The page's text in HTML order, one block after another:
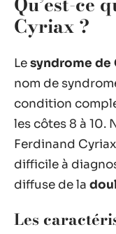
Cyriax ?
Lesyndrome de
nom de
condition
les côtes 8 à 10.
Ferdinand
difficile à
diffuse de la
Les